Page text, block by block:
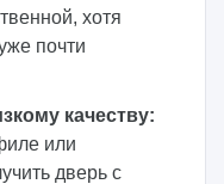
хотя
почти
качеству:
или
дверь с